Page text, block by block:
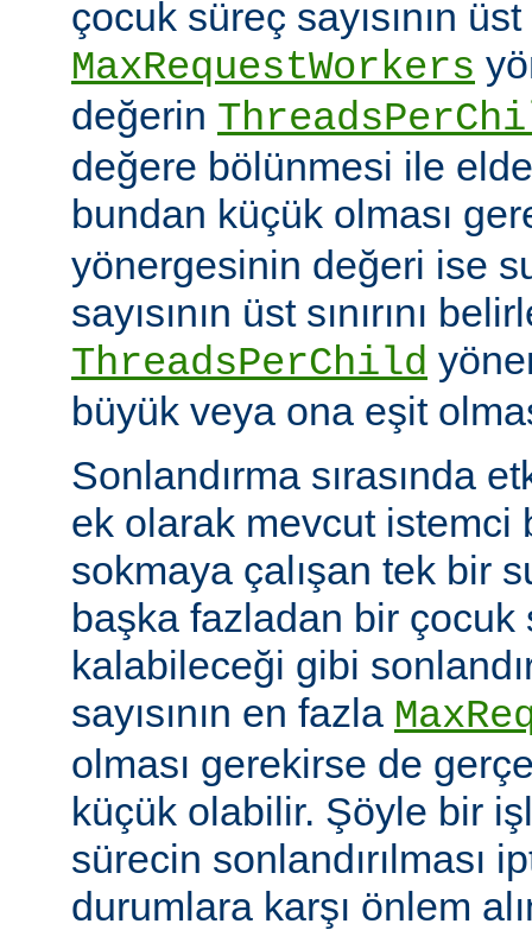
çocuk süreç sayısının üst
MaxRequestWorkers
değerin
değere bölünmesi ile
bundan küçük olması
yönergesinin değeri ise
sayısının üst sınırını
ThreadsPerChild
büyük veya ona eşit
Sonlandırma sırasında
ek olarak mevcut istemci
sokmaya çalışan tek bir
başka fazladan bir çocuk
kalabileceği gibi
sayısının en fazla
olması gerekirse de
küçük olabilir. Şöyle bir
sürecin sonlandırılması
durumlara karşı önlem